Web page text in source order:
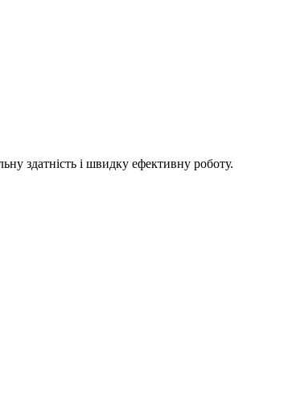
здатність і швидку ефективну роботу.